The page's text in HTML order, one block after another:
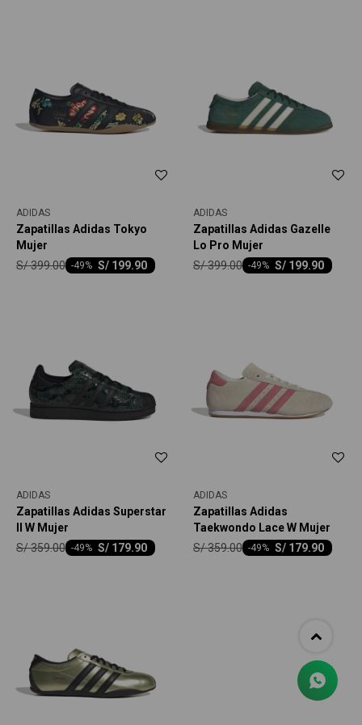
ADIDAS
Zapatillas Adidas Tokyo
Mujer
S/ 199.90
-49
S/399.00
ADIDAS
Zapatillas Adidas Gazelle
Lo Pro Mujer
S/ 199.90
-49
S/399.00
ADIDAS
Zapatillas Adidas Superstar
II W Mujer
S/ 179.90
-49
S/359.00
ADIDAS
Zapatillas Adidas
Taekwondo Lace W Mujer
S/ 179.90
-49
S/359.00